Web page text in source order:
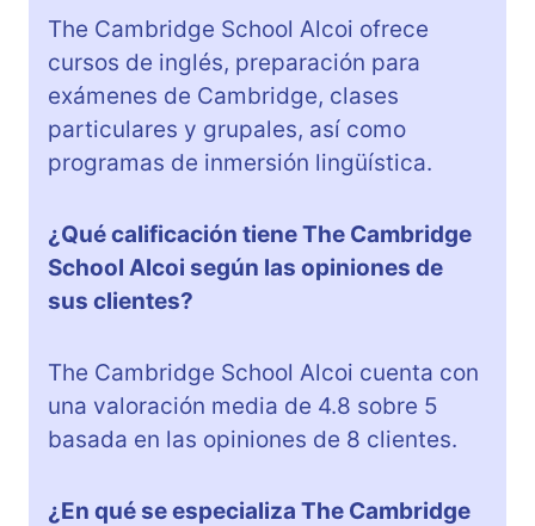
The Cambridge School Alcoi ofrece
cursos de inglés, preparación para
exámenes de Cambridge, clases
particulares y grupales, así como
programas de inmersión lingüística.
¿Qué calificación tiene The Cambridge
School Alcoi según las opiniones de
sus clientes?
The Cambridge School Alcoi cuenta con
una valoración media de 4.8 sobre 5
basada en las opiniones de 8 clientes.
¿En qué se especializa The Cambridge